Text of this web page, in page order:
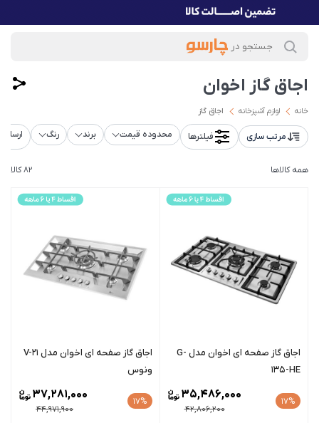
اجاق گاز اخوان
خانه لوازم آشپزخانه اجاق گاز
82 کالا همه کالاها
مرتب سازی فیلترها محدوده قیمت برند رنگ ارسال
اجاق گاز صفحه ای اخوان مدل G-
135-HE
17%
42,806,200
35,486,000
اجاق گاز صفحه ای اخوان مدل V-21
ونوس
17%
44,971,900
37,281,000